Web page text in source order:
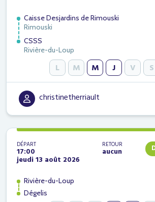
Caisse Desjardins de Rimouski
Rimouski
CSSS
Rivière-du-Loup
L M M J V S
christinetherriault
DÉPART
17:00
jeudi 13 août 2026
RETOUR
aucun
Rivière-du-Loup
Dégelis